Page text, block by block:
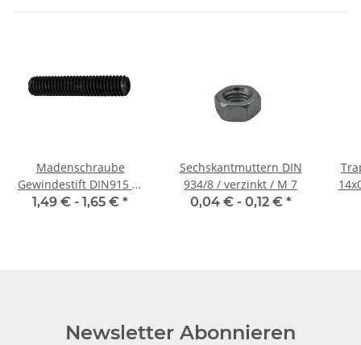
Madenschraube
Gewindestift DIN915 M
6x20 Zapfen 10x
1,49 € - 1,65 € *
Sechskantmuttern DIN
934/8 / verzinkt / M 7
0,04 € - 0,12 € *
Newsletter Abonnieren